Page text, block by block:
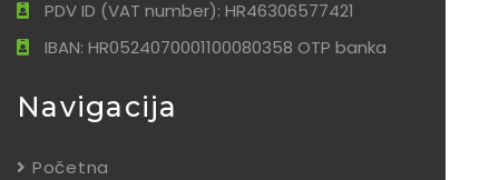
PDV ID (VAT number): HR46306577421
IBAN: HR0524070001100080358 OTP banka
Navigacija
Početna